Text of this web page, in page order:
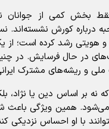
بخش کمی از جوانان
درباره کورش نشسته‌اند.
هویتی رشد کرده است؛
در حال فرسایش. در
و ریشه‌های مشترک
نه بر اساس دین یا نژاد،
همین ویژگی باعث
با او احساس نزدیکی